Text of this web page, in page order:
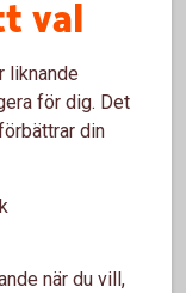
med
av med min
jag?
val
liknande
för dig. Det
din
när du vill,